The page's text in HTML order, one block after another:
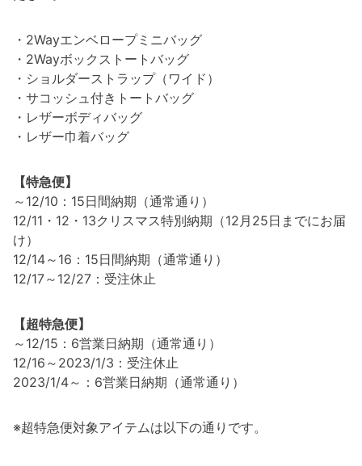
・2Wayエンベロープミニバッグ
・2Wayボックストートバッグ
・ショルダーストラップ（ワイド）
・サコッシュ付きトートバッグ
・レザーボディバッグ
・レザー巾着バッグ
【特急便】
～12/10：15日間納期（通常通り）
12/11・12・13クリスマス特別納期（12月25日までにお届
け）
12/14～16：15日間納期（通常通り）
12/17～12/27：受注休止
【超特急便】
～12/15：6営業日納期（通常通り）
12/16～2023/1/3：受注休止
2023/1/4～：6営業日納期（通常通り）
※超特急便対象アイテムは以下の通りです。